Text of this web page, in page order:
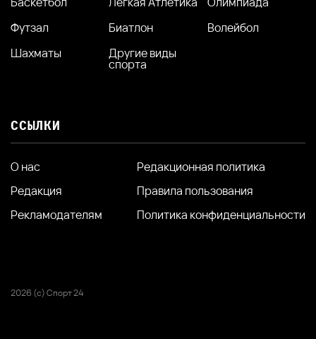
Футзал
Биатлон
Волейбол
Шахматы
Другие виды
спорта
ССЫЛКИ
О нас
Редакция
Рекламодателям
Редакционная политика
Правила пользования
Политика конфиденциальности
2026 (с) Спорт 24